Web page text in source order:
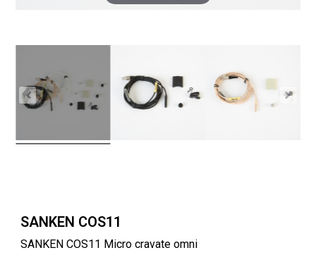
SANKEN COS11
SANKEN COS11 Micro cravate omni